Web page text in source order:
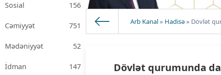
Sosial 156
Cəmiyyət 751
Mədəniyyət 52
İdman 147
Arb Kanal» Hadisə» Dövlət
Dövlət qurumunda